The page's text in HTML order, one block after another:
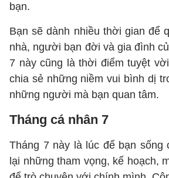
bạn.
Bạn sẽ dành nhiều thời gian để
nhà, người bạn đời và gia đình
7 này cũng là thời điểm tuyệt
chia sẻ những niềm vui bình dị
những người mà bạn quan tâm.
Tháng cá nhân 7
Tháng 7 này là lúc để bạn sống
lại những tham vọng, kế hoạch,